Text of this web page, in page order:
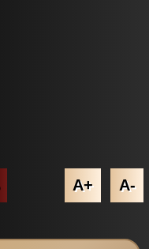
A+ A-